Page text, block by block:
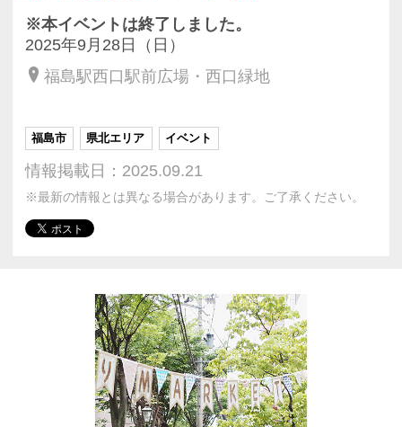
※本イベントは終了しました。
2025年9月28日（日）
福島駅西口駅前広場・西口緑地
福島市 県北エリア イベント
情報掲載日：2025.09.21
※最新の情報とは異なる場合があります。ご了承ください。